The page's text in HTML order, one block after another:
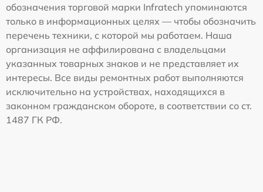
обозначения торговой марки Infratech упоминаются
только в информационных целях — чтобы обозначить
перечень техники, с которой мы работаем. Наша
организация не аффилирована с владельцами
указанных товарных знаков и не представляет их
интересы. Все виды ремонтных работ выполняются
исключительно на устройствах, находящихся в
законном гражданском обороте, в соответствии со ст.
1487 ГК РФ.